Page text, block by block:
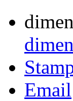
Email